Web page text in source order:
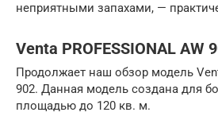
неприятными запахами, —
Venta PROFESSIONAL AW
Продолжает наш обзор модель
902. Данная модель создана для
площадью до 120 кв. м.